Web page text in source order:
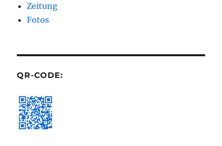
Zeitung
Fotos
QR-CODE: